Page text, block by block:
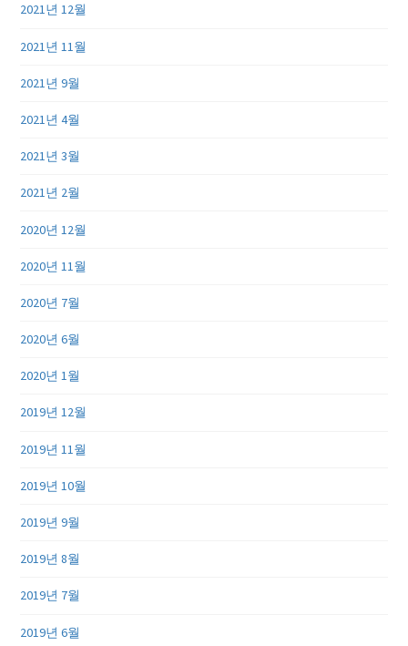
2021년 12월
2021년 11월
2021년 9월
2021년 4월
2021년 3월
2021년 2월
2020년 12월
2020년 11월
2020년 7월
2020년 6월
2020년 1월
2019년 12월
2019년 11월
2019년 10월
2019년 9월
2019년 8월
2019년 7월
2019년 6월